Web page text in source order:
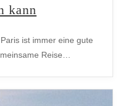
kann
ist immer eine gute
Reise…